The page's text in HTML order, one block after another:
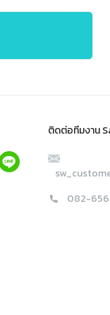
ติดต่อทีมงาน
082-